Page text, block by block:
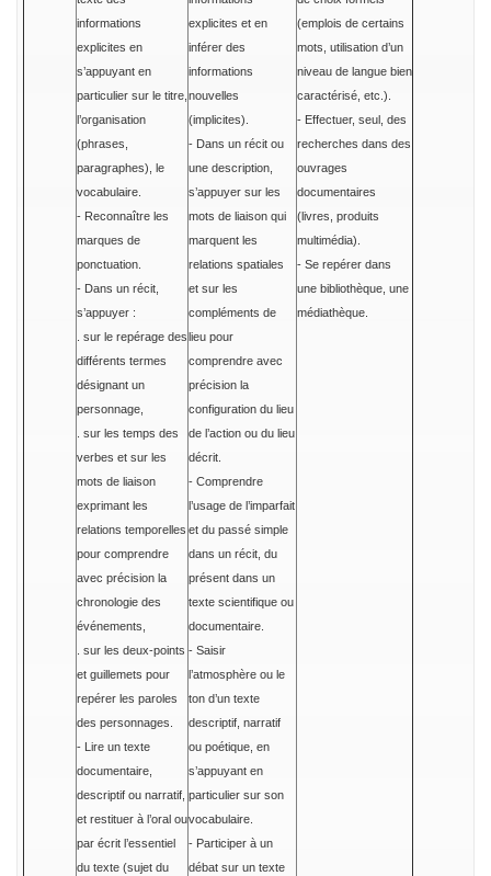
informations
explicites en
s’appuyant en
particulier sur le titre,
l’organisation
(phrases,
paragraphes), le
vocabulaire.
- Reconnaître les
marques de
ponctuation.
- Dans un récit,
s’appuyer :
. sur le repérage des
différents termes
désignant un
personnage,
. sur les temps des
verbes et sur les
mots de liaison
exprimant les
relations temporelles
pour comprendre
avec précision la
chronologie des
événements,
. sur les deux-points
et guillemets pour
repérer les paroles
des personnages.
- Lire un texte
documentaire,
descriptif ou narratif,
et restituer à l’oral ou
par écrit l’essentiel
du texte (sujet du
explicites et en
inférer des
informations
nouvelles
(implicites).
- Dans un récit ou
une description,
s’appuyer sur les
mots de liaison qui
marquent les
relations spatiales
et sur les
compléments de
lieu pour
comprendre avec
précision la
configuration du lieu
de l’action ou du lieu
décrit.
- Comprendre
l’usage de l’imparfait
et du passé simple
dans un récit, du
présent dans un
texte scientifique ou
documentaire.
- Saisir
l’atmosphère ou le
ton d’un texte
descriptif, narratif
ou poétique, en
s’appuyant en
particulier sur son
vocabulaire.
- Participer à un
débat sur un texte
(emplois de certains
mots, utilisation d’un
niveau de langue bien
caractérisé, etc.).
- Effectuer, seul, des
recherches dans des
ouvrages
documentaires
(livres, produits
multimédia).
- Se repérer dans
une bibliothèque, une
médiathèque.